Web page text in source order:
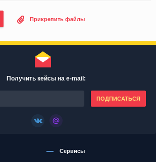
Прикрепить файлы
Получить кейсы на e-mail:
ПОДПИСАТЬСЯ
Сервисы